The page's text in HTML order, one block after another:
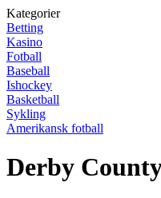
Kategorier
Betting
Kasino
Fotball
Baseball
Ishockey
Basketball
Sykling
Amerikansk fotball
Derby